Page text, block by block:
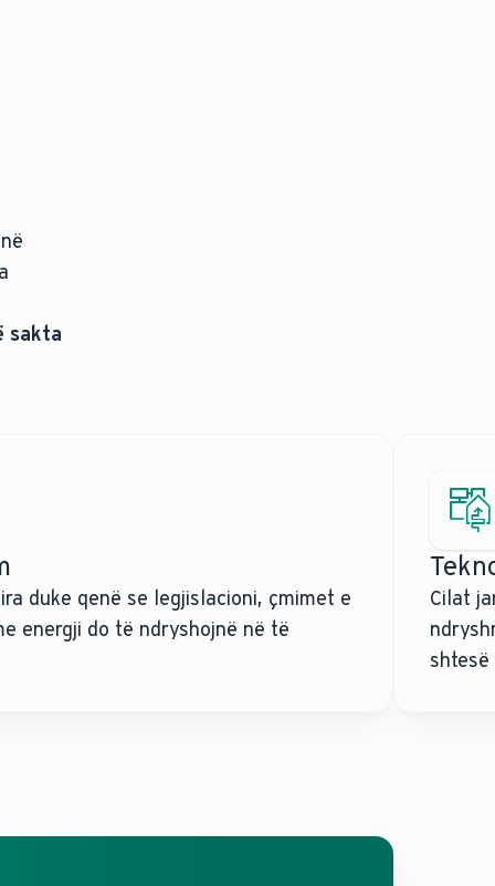
sakta
duke qenë se legjislacioni, çmimet e
energji do të ndryshojnë në të
Cilat